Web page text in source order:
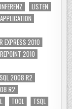
LISTEN
EXPRESS 2010
2010
SQL 2008 R2
R2
TOOL
TSQL